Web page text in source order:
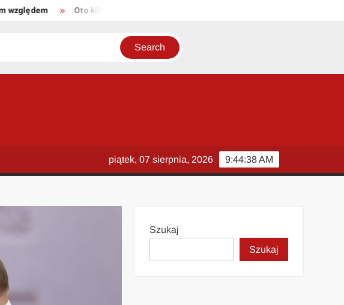
Oto kilka propozycji unikalnych tytułów zachowujących sens oryginału:
9:44:39 AM
piątek, 07 sierpnia, 2026
Szukaj
Szukaj